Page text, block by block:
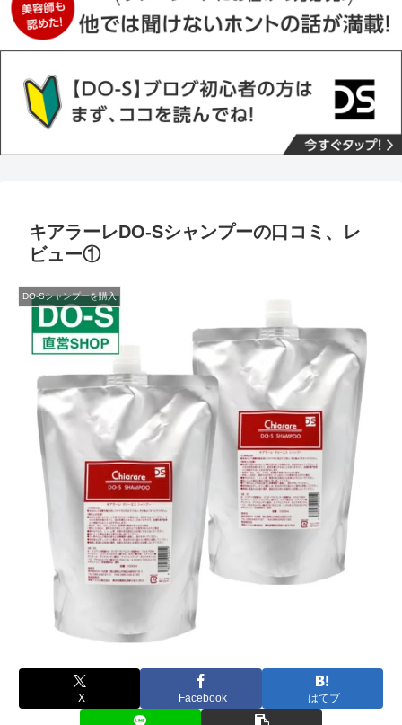
キアラーレDO-Sシャンプーの口コミ、レ
ビュー①
DO-Sシャンプーを購入
X Facebook はてブ